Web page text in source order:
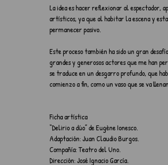
La idea es hacer reflexionar al espectador,
artísticos, ya que al habitar la escena y
permanecer pasivo.
Este proceso también ha sido un gran
grandes y generosos actores que me han
se traduce en un desgarro profundo, que
comienzo a fin, como un vaso que se va
Ficha artística
“Delirio a dúo” de Eugène Ionesco.
Adaptación: Juan Claudio Burgos.
Compañía: Teatro del Uno.
Dirección: José Ignacio García.